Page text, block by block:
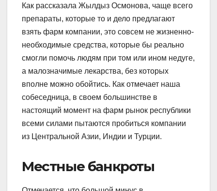
Как рассказала Жылдыз Осмонова, чаще всего
препараты, которые то и дело предлагают
взять фарм компании, это совсем не жизненно-
необходимые средства, которые бы реально
смогли помочь людям при том или ином недуге,
а малозначимые лекарства, без которых
вполне можно обойтись. Как отмечает наша
собеседница, в своем большинстве в
настоящий момент на фарм рынок республики
всеми силами пытаются пробиться компании
из Центральной Азии, Индии и Турции.
Местные банкроты